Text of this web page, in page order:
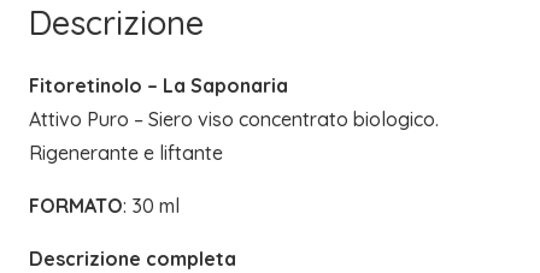
Descrizione
Fitoretinolo – La Saponaria
Attivo Puro – Siero viso concentrato biologico.
Rigenerante e liftante
FORMATO: 30 ml
Descrizione completa